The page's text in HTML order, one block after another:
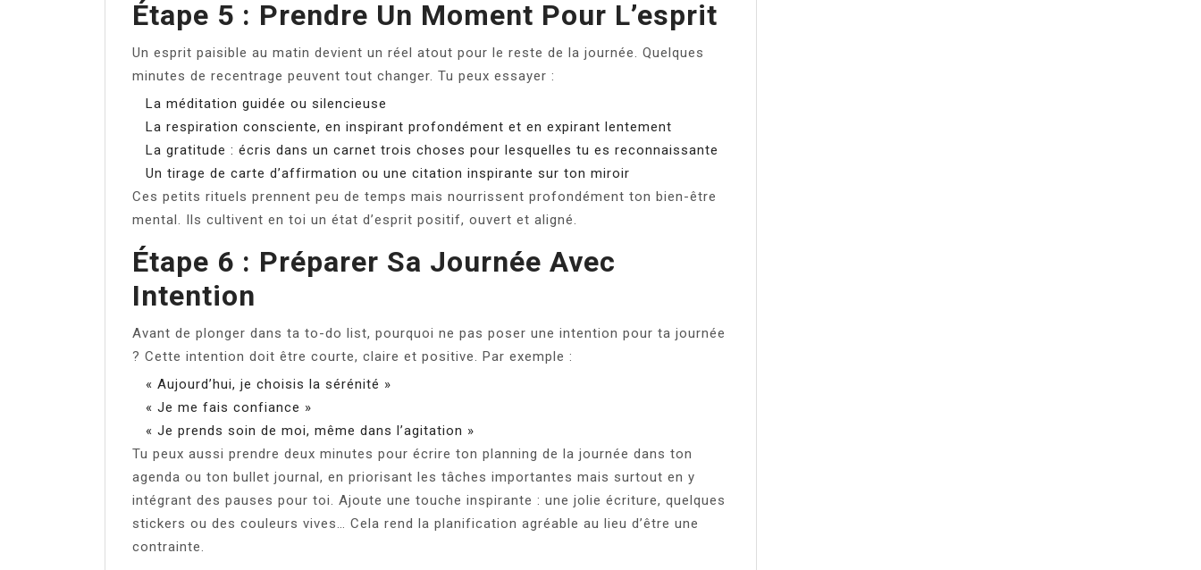
Étape 5 : Prendre Un Moment Pour L’esprit
Un esprit paisible au matin devient un réel atout pour le reste de la journée. Quelques
minutes de recentrage peuvent tout changer. Tu peux essayer :
La méditation guidée ou silencieuse
La respiration consciente, en inspirant profondément et en expirant lentement
La gratitude : écris dans un carnet trois choses pour lesquelles tu es reconnaissante
Un tirage de carte d’affirmation ou une citation inspirante sur ton miroir
Ces petits rituels prennent peu de temps mais nourrissent profondément ton bien-être
mental. Ils cultivent en toi un état d’esprit positif, ouvert et aligné.
Étape 6 : Préparer Sa Journée Avec
Intention
Avant de plonger dans ta to-do list, pourquoi ne pas poser une intention pour ta journée
? Cette intention doit être courte, claire et positive. Par exemple :
« Aujourd’hui, je choisis la sérénité »
« Je me fais confiance »
« Je prends soin de moi, même dans l’agitation »
Tu peux aussi prendre deux minutes pour écrire ton planning de la journée dans ton
agenda ou ton bullet journal, en priorisant les tâches importantes mais surtout en y
intégrant des pauses pour toi. Ajoute une touche inspirante : une jolie écriture, quelques
stickers ou des couleurs vives… Cela rend la planification agréable au lieu d’être une
contrainte.